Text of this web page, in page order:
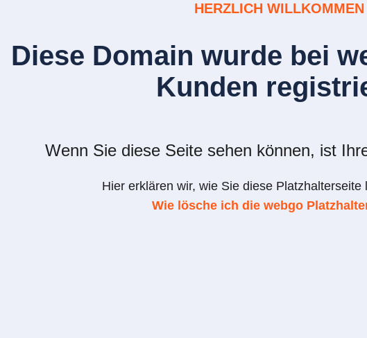
HERZLICH WILLKOMMEN
Diese Domain wurde bei
Kunden
Wenn Sie diese Seite sehen können, ist
Hier erklären wir, wie Sie diese Platzhalterseite
Wie lösche ich die webgo